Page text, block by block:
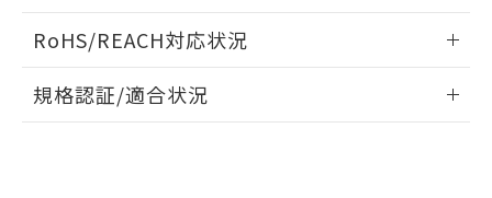
A: 200mm以上、B: 120mm以上
検出物体の大きさと材質による影響
ドすることができます。
ログイン/会員登録
RoHS/REACH対応状況
EU RoHS 注意事項・凡例
規格認証/適合状況